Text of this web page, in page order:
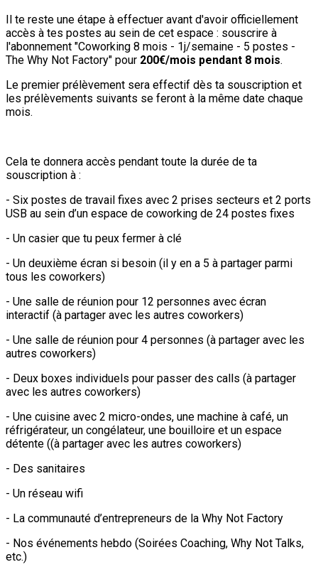
Il te reste une étape à effectuer avant d'avoir officiellement
accès à tes postes au sein de cet espace : souscrire à
l'abonnement "Coworking 8 mois - 1j/semaine - 5 postes -
The Why Not Factory" pour 200€/mois pendant 8 mois.
Le premier prélèvement sera effectif dès ta souscription et
les prélèvements suivants se feront à la même date chaque
mois.
Cela te donnera accès pendant toute la durée de ta
souscription à :
- Six postes de travail fixes avec 2 prises secteurs et 2 ports
USB au sein d’un espace de coworking de 24 postes fixes
- Un casier que tu peux fermer à clé
- Un deuxième écran si besoin (il y en a 5 à partager parmi
tous les coworkers)
- Une salle de réunion pour 12 personnes avec écran
interactif (à partager avec les autres coworkers)
- Une salle de réunion pour 4 personnes (à partager avec les
autres coworkers)
- Deux boxes individuels pour passer des calls (à partager
avec les autres coworkers)
- Une cuisine avec 2 micro-ondes, une machine à café, un
réfrigérateur, un congélateur, une bouilloire et un espace
détente ((à partager avec les autres coworkers)
- Des sanitaires
- Un réseau wifi
- La communauté d’entrepreneurs de la Why Not Factory
- Nos événements hebdo (Soirées Coaching, Why Not Talks,
etc.)